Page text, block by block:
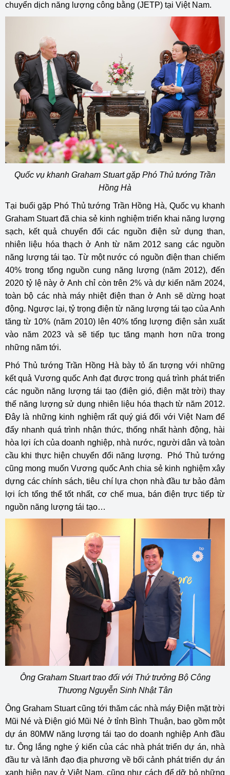
chuyển dịch năng lượng công bằng (JETP) tại Việt Nam.
Quốc vụ khanh Graham Stuart gặp Phó Thủ tướng Trần
Hồng Hà
Tại buổi gặp Phó Thủ tướng Trần Hồng Hà, Quốc vụ khanh
Graham Stuart đã chia sẻ kinh nghiệm triển khai năng lượng
sạch, kết quả chuyển đổi các nguồn điện sử dụng than,
nhiên liệu hóa thạch ở Anh từ năm 2012 sang các nguồn
năng lượng tái tạo. Từ một nước có nguồn điện than chiếm
40% trong tổng nguồn cung năng lượng (năm 2012), đến
2020 tỷ lệ này ở Anh chỉ còn trên 2% và dự kiến năm 2024,
toàn bộ các nhà máy nhiệt điện than ở Anh sẽ dừng hoạt
động. Ngược lại, tỷ trọng điện từ năng lượng tái tạo của Anh
tăng từ 10% (năm 2010) lên 40% tổng lượng điện sản xuất
vào năm 2023 và sẽ tiếp tục tăng mạnh hơn nữa trong
những năm tới.
Phó Thủ tướng Trần Hồng Hà bày tỏ ấn tượng với những
kết quả Vương quốc Anh đạt được trong quá trình phát triển
các nguồn năng lượng tái tạo (điện gió, điện mặt trời) thay
thế năng lượng sử dụng nhiên liệu hóa thạch từ năm 2012.
Đây là những kinh nghiệm rất quý giá đối với Việt Nam để
đẩy nhanh quá trình nhận thức, thống nhất hành động, hài
hòa lợi ích của doanh nghiệp, nhà nước, người dân và toàn
cầu khi thực hiện chuyển đổi năng lượng. Phó Thủ tướng
cũng mong muốn Vương quốc Anh chia sẻ kinh nghiệm xây
dựng các chính sách, tiêu chí lựa chọn nhà đầu tư bảo đảm
lợi ích tổng thể tốt nhất, cơ chế mua, bán điện trực tiếp từ
nguồn năng lượng tái tạo…
Ông Graham Stuart trao đổi với Thứ trưởng Bộ Công
Thương Nguyễn Sinh Nhật Tân
Ông Graham Stuart cũng tới thăm các nhà máy Điện mặt trời
Mũi Né và Điện gió Mũi Né ở tỉnh Bình Thuận, bao gồm một
dự án 80MW năng lượng tái tạo do doanh nghiệp Anh đầu
tư. Ông lắng nghe ý kiến của các nhà phát triển dự án, nhà
đầu tư và lãnh đạo địa phương về bối cảnh phát triển dự án
xanh hiện nay ở Việt Nam, cũng như cách để dỡ bỏ những